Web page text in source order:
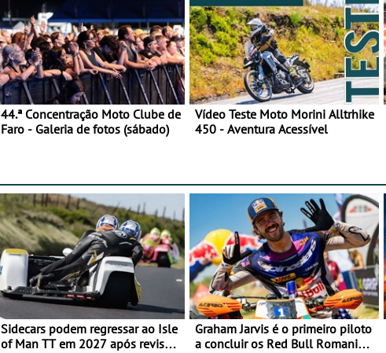
44.ª Concentração Moto Clube de
Faro - Galeria de fotos (sábado)
Vídeo Teste Moto Morini Alltrhike
450 - Aventura Acessível
Sidecars podem regressar ao Isle
of Man TT em 2027 após revisão
Graham Jarvis é o primeiro piloto
a concluir os Red Bull Romaniacs